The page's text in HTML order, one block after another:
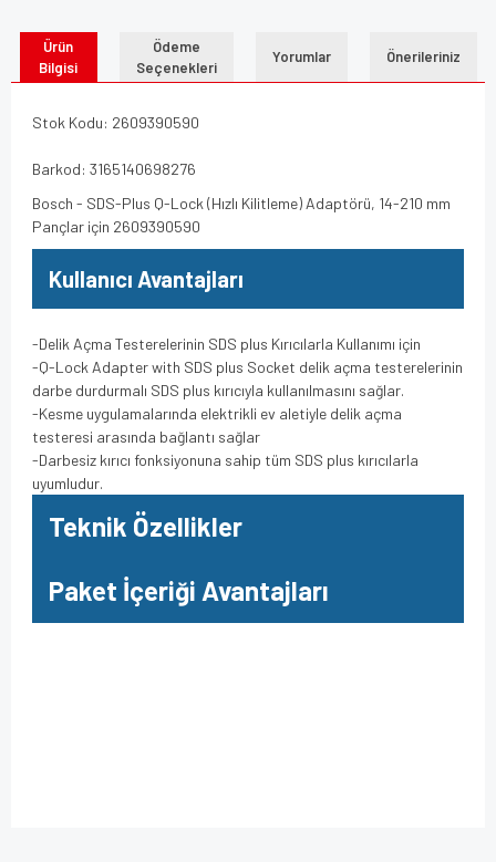
Ürün
Bilgisi
Ödeme
Seçenekleri
Yorumlar Önerileriniz
Stok Kodu: 2609390590
Barkod: 3165140698276
Bosch - SDS-Plus Q-Lock (Hızlı Kilitleme) Adaptörü, 14-210 mm
Pançlar için 2609390590
Kullanıcı Avantajları
-Delik Açma Testerelerinin SDS plus Kırıcılarla Kullanımı için
-Q-Lock Adapter with SDS plus Socket delik açma testerelerinin
darbe durdurmalı SDS plus kırıcıyla kullanılmasını sağlar.
-Kesme uygulamalarında elektrikli ev aletiyle delik açma
testeresi arasında bağlantı sağlar
-Darbesiz kırıcı fonksiyonuna sahip tüm SDS plus kırıcılarla
uyumludur.
Teknik Özellikler
Paket İçeriği Avantajları